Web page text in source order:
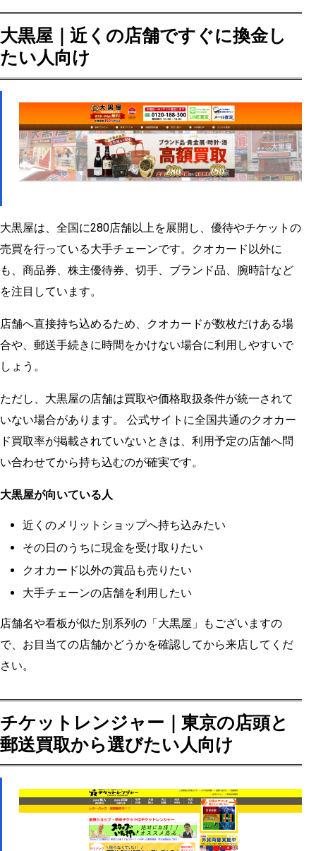
大黒屋｜近くの店舗ですぐに換金し
たい人向け
大黒屋は、全国に280店舗以上を展開し、優待やチケットの
売買を行っている大手チェーンです。クオカード以外に
も、商品券、株主優待券、切手、ブランド品、腕時計など
を注目しています。
店舗へ直​​接持ち込めるため、クオカードが数枚だけある場
合や、郵送手続きに時間をかけない場合に利用しやすいで
しょう。
ただし、大黒屋の店舗は買取や価格取扱条件が統一されて
いない場合があります。 公式サイトに全国共通のクオカー
ド買取率が掲載されていないときは、利用予定の店舗へ問
い合わせてから持ち込むのが確実です。
大黒屋が向いている人
近くのメリットショップへ持ち込みたい
その日のうちに現金を受け取りたい
クオカード以外の賞品も売りたい
大手チェーンの店舗を利用したい
店舗名や看板が似た別系列の「大黒屋」もございますの
で、お目当ての店舗かどうかを確認してから来店してくだ
さい。
チケットレンジャー｜東京の店頭と
郵送買取から選びたい人向け